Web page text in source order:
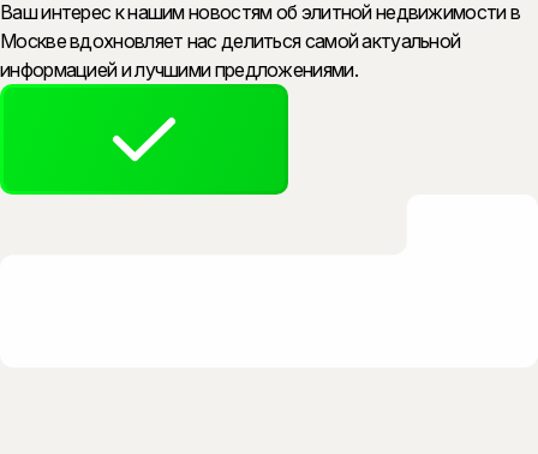
Ваш интерес к нашим новостям об элитной недвижимости в
Москве вдохновляет нас делиться самой актуальной
информацией и лучшими предложениями.